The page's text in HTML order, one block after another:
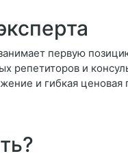
первую
репетиторов и
и гибкая ценовая